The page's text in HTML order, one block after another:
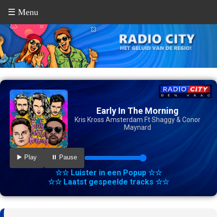
☰ Menu
Early In The Morning
Kris Kross Amsterdam Ft Shaggy & Conor
Maynard
▶️ Play ⏸️ Pause
☆☆ Luister in een Popup ☆☆
☆☆ Laatst gespeelde tracks ☆☆